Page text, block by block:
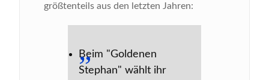
größtenteils aus den letzten Jahren:
Beim "Goldenen
Stephan" wählt ihr